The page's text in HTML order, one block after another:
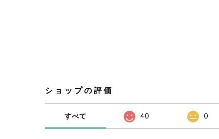
ショップの評価
すべて 40 0